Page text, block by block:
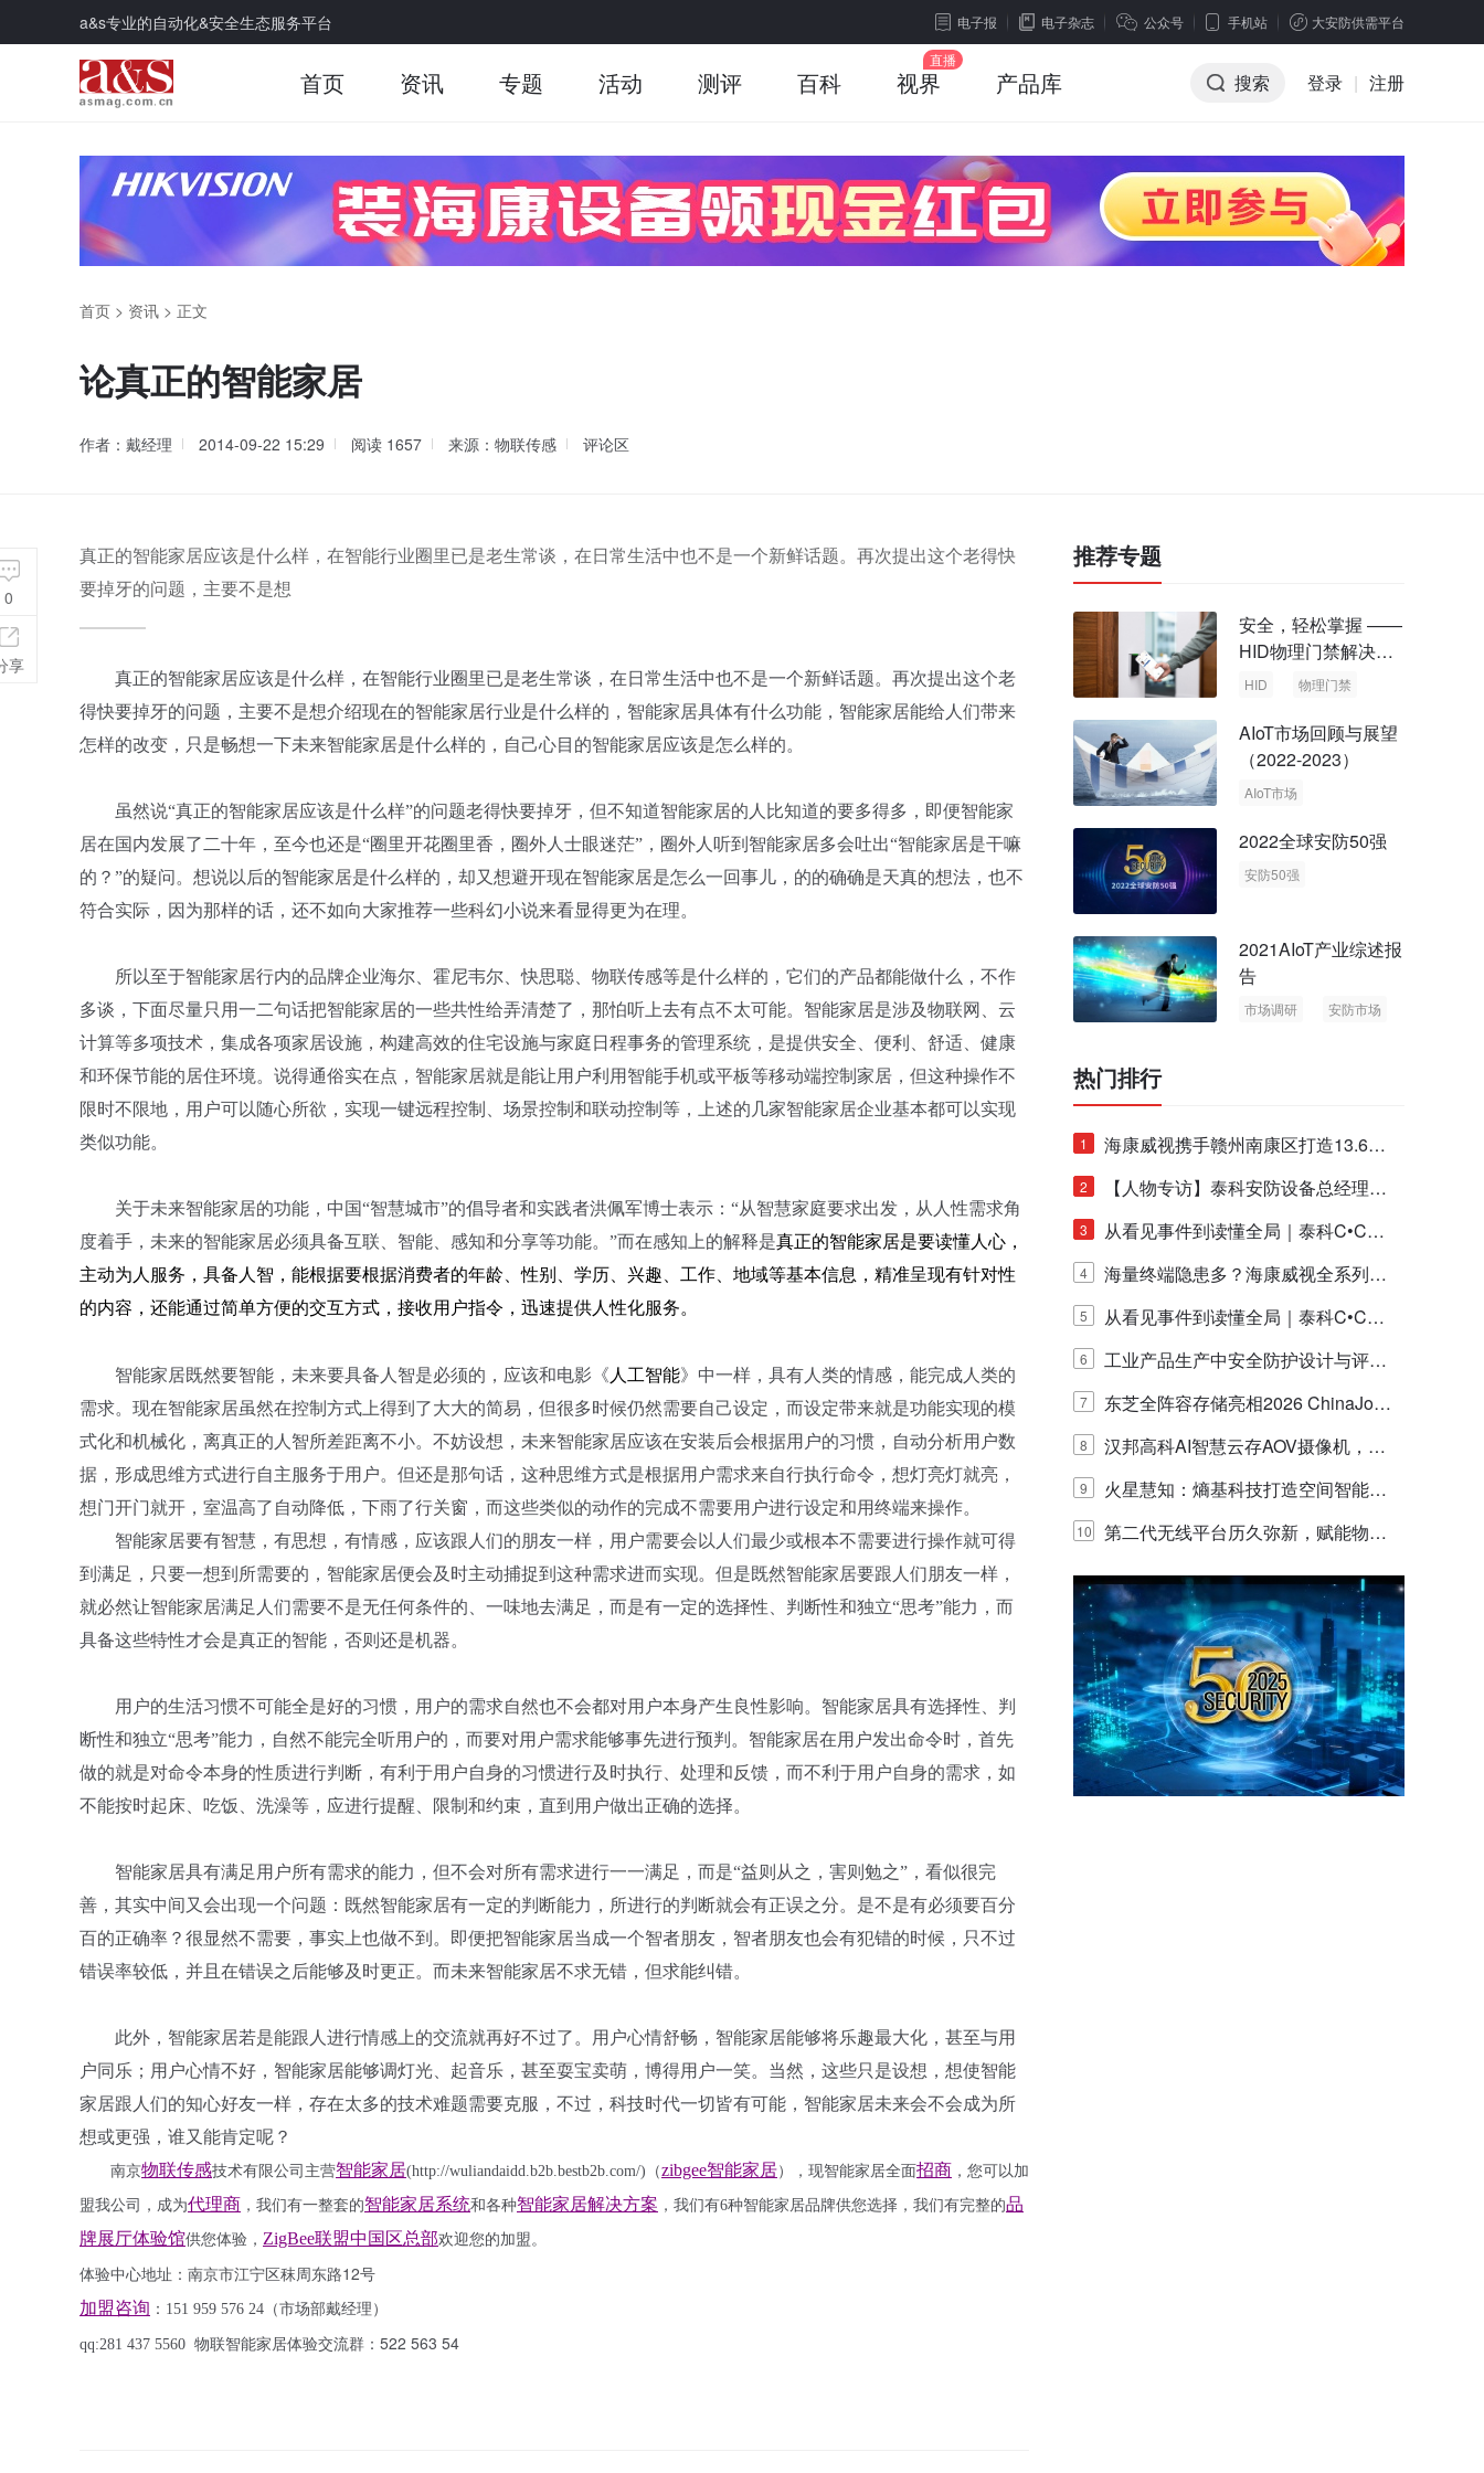
a&s专业的自动化&安全生态服务平台 电子报 电子杂志 公众号 手机站 大安防供需平台
首页 资讯 专题 活动 测评 百科 视界 产品库 搜索 登录 | 注册
首页 > 资讯 > 正文
论真正的智能家居
作者：戴经理 2014-09-22 15:29 阅读 1657 来源：物联传感 评论区
真正的智能家居应该是什么样，在智能行业圈里已是老生常谈，在日常生活中也不是一个新鲜话题。再次提出这个老得快
要掉牙的问题，主要不是想
真正的智能家居应该是什么样，在智能行业圈里已是老生常谈，在日常生活中也不是一个新鲜话题。再次提出这个老
得快要掉牙的问题，主要不是想介绍现在的智能家居行业是什么样的，智能家居具体有什么功能，智能家居能给人们带来
怎样的改变，只是畅想一下未来智能家居是什么样的，自己心目的智能家居应该是怎么样的。
虽然说“真正的智能家居应该是什么样”的问题老得快要掉牙，但不知道智能家居的人比知道的要多得多，即便智能家
居在国内发展了二十年，至今也还是“圈里开花圈里香，圈外人士眼迷茫”，圈外人听到智能家居多会吐出“智能家居是干嘛
的？”的疑问。想说以后的智能家居是什么样的，却又想避开现在智能家居是怎么一回事儿，的的确确是天真的想法，也不
符合实际，因为那样的话，还不如向大家推荐一些科幻小说来看显得更为在理。
所以至于智能家居行内的品牌企业海尔、霍尼韦尔、快思聪、物联传感等是什么样的，它们的产品都能做什么，不作
多谈，下面尽量只用一二句话把智能家居的一些共性给弄清楚了，那怕听上去有点不太可能。智能家居是涉及物联网、云
计算等多项技术，集成各项家居设施，构建高效的住宅设施与家庭日程事务的管理系统，是提供安全、便利、舒适、健康
和环保节能的居住环境。说得通俗实在点，智能家居就是能让用户利用智能手机或平板等移动端控制家居，但这种操作不
限时不限地，用户可以随心所欲，实现一键远程控制、场景控制和联动控制等，上述的几家智能家居企业基本都可以实现
类似功能。
关于未来智能家居的功能，中国“智慧城市”的倡导者和实践者洪佩军博士表示：“从智慧家庭要求出发，从人性需求角
度着手，未来的智能家居必须具备互联、智能、感知和分享等功能。”而在感知上的解释是真正的智能家居是要读懂人心，
主动为人服务，具备人智 ，能根据要根据消费者的年龄、性别、学历、兴趣、工作、地域等基本信息，精准呈现有针对性
的内容，还能通过简单方便的交互方式，接收用户指令，迅速提供人性化服务。
智能家居既然要智能，未来要具备人智是必须的，应该和电影《人工智能》中一样，具有人类的情感，能完成人类的
需求。现在智能家居虽然在控制方式上得到了大大的简易，但很多时候仍然需要自己设定，而设定带来就是功能实现的模
式化和机械化，离真正的人智所差距离不小。不妨设想，未来智能家居应该在安装后会根据用户的习惯，自动分析用户数
据，形成思维方式进行自主服务于用户。但还是那句话，这种思维方式是根据用户需求来自行执行命令，想灯亮灯就亮，
想门开门就开，室温高了自动降低，下雨了行关窗，而这些类似的动作的完成不需要用户进行设定和用终端来操作。
智能家居要有智慧，有思想，有情感，应该跟人们的朋友一样，用户需要会以人们最少或根本不需要进行操作就可得
到满足，只要一想到所需要的，智能家居便会及时主动捕捉到这种需求进而实现。但是既然智能家居要跟人们朋友一样，
就必然让智能家居满足人们需要不是无任何条件的、一味地去满足，而是有一定的选择性、判断性和独立“思考”能力，而
具备这些特性才会是真正的智能，否则还是机器。
用户的生活习惯不可能全是好的习惯，用户的需求自然也不会都对用户本身产生良性影响。智能家居具有选择性、判
断性和独立“思考”能力，自然不能完全听用户的，而要对用户需求能够事先进行预判。智能家居在用户发出命令时，首先
做的就是对命令本身的性质进行判断，有利于用户自身的习惯进行及时执行、处理和反馈，而不利于用户自身的需求，如
不能按时起床、吃饭、洗澡等，应进行提醒、限制和约束，直到用户做出正确的选择。
智能家居具有满足用户所有需求的能力，但不会对所有需求进行一一满足，而是“益则从之，害则勉之”，看似很完
善，其实中间又会出现一个问题：既然智能家居有一定的判断能力，所进行的判断就会有正误之分。是不是有必须要百分
百的正确率？很显然不需要，事实上也做不到。即便把智能家居当成一个智者朋友，智者朋友也会有犯错的时候，只不过
错误率较低，并且在错误之后能够及时更正。而未来智能家居不求无错，但求能纠错。
此外，智能家居若是能跟人进行情感上的交流就再好不过了。用户心情舒畅，智能家居能够将乐趣最大化，甚至与用
户同乐；用户心情不好，智能家居能够调灯光、起音乐，甚至耍宝卖萌，博得用户一笑。当然，这些只是设想，想使智能
家居跟人们的知心好友一样，存在太多的技术难题需要克服，不过，科技时代一切皆有可能，智能家居未来会不会成为所
想或更强，谁又能肯定呢？
南京物联传感技术有限公司主营智能家居(http://wuliandaidd.b2b.bestb2b.com/) （zibgee智能家居），现智能家居全面招商 ，您可以加
盟我公司，成为代理商 ，我们有一整套的智能家居系统和各种智能家居解决方案 ，我们有6种智能家居品牌供您选择，我们有完整的品
牌展厅体验馆供您体验， ZigBee联盟中国区总部欢迎您的加盟。
体验中心地址：南京市江宁区秣周东路12号
加盟咨询 ： 151 959 576 24 （市场部戴经理 ）
qq:281 437 5560 物联智能家居体验交流群： 522 563 54
0
享
推荐专题
安全，轻松掌握 ——
HID物理门禁解决方
案，启动智慧安全新
HID 物理门禁
AIoT市场回顾与展望
（2022-2023）
AIoT市场
2022全球安防50强
安防50强
2021AIoT产业综述报
告
市场调研
安防市场
热门排行
1
海康威视携手赣州南康区打造13.6公
里绿波网
2
【人物专访】泰科安防设备总经理张
宁解码安防出海新范式
3
从看见事件到读懂全局｜泰科C•CUR
E IQ 3.20开启安防运营智能新时代
4
海量终端隐患多？海康威视全系列物
联安全产品，四层守护更放心！
5
从看见事件到读懂全局｜泰科C•CUR
E IQ 3.20开启安防运营智能新时代
6
工业产品生产中安全防护设计与评估
的实践与探讨
7
东芝全阵容存储亮相2026 ChinaJo
y，以海量数据底座赋能“与AI同游”新
体验
8
汉邦高科AI智慧云存AOV摄像机，三
目太阳能多摄球机
9
火星慧知：熵基科技打造空间智能时
代的认知中枢
10
第二代无线平台历久弥新，赋能物联
网创新迭代